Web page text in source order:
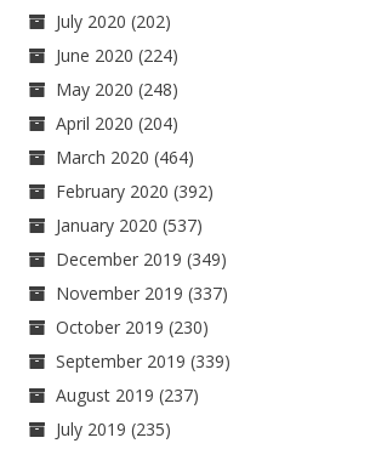
July 2020 (202)
June 2020 (224)
May 2020 (248)
April 2020 (204)
March 2020 (464)
February 2020 (392)
January 2020 (537)
December 2019 (349)
November 2019 (337)
October 2019 (230)
September 2019 (339)
August 2019 (237)
July 2019 (235)